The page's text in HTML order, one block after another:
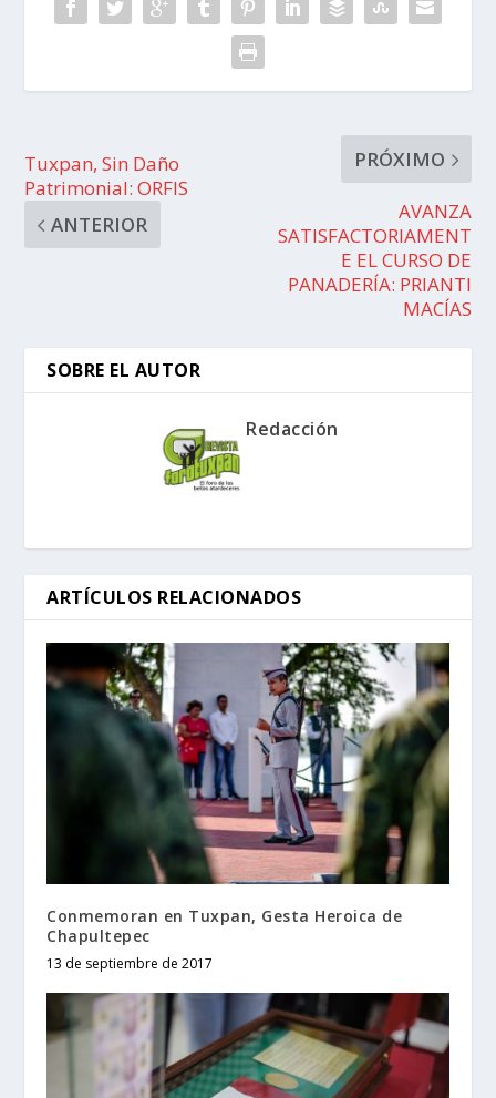
Tuxpan, Sin Daño
Patrimonial: ORFIS
ANTERIOR
PRÓXIMO
AVANZA
SATISFACTORIAMENT
E EL CURSO DE
PANADERÍA: PRIANTI
MACÍAS
SOBRE EL AUTOR
Redacción
ARTÍCULOS RELACIONADOS
Conmemoran en Tuxpan, Gesta Heroica de
Chapultepec
13 de septiembre de 2017